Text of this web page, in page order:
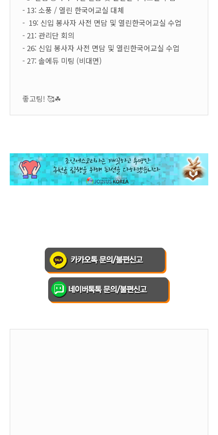
- 13: 소풍 / 열린 한국어교실 대체
- 19: 신입 봉사자 사전 면담 및 열린한국어교실 수업
- 21: 관리단 회의
- 26: 신입 봉사자 사전 면담 및 열린한국어교실 수업
- 27: 솔에듀 미팅 (비대면)
좋고팅! 🥰☘